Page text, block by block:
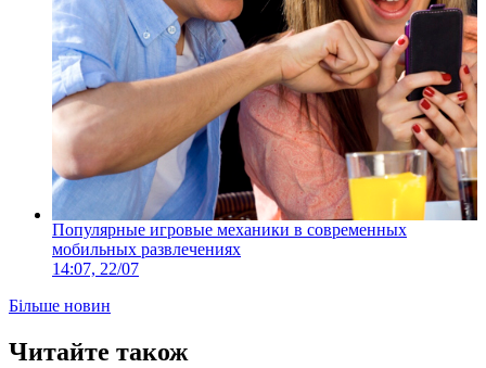
Популярные игровые механики в современных
мобильных развлечениях
14:07, 22/07
Більше новин
Читайте також